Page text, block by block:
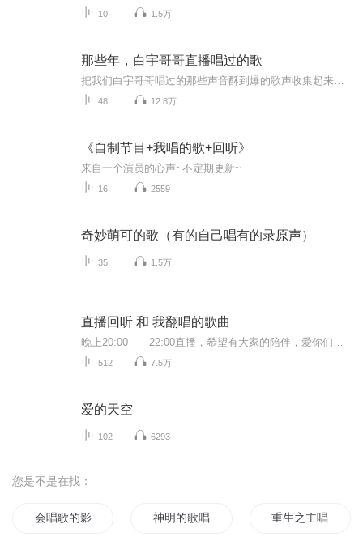
10 1.5万
那些年，白宇哥哥直播唱过的歌
48 12.8万
《自制节目+我唱的歌+回听》
来自一个演员的心声~不定期更新~
16 2559
奇妙萌可的歌（有的自己唱有的录原声）
35 1.5万
直播回听 和 我翻唱的歌曲
512 7.5万
爱的天空
102 6293
您是不是在找：
会唱歌的影子 神明的歌唱 重生之主唱